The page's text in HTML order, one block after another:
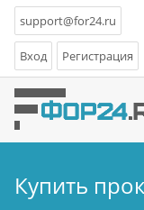
support@for24.ru
Вход Регистрация
Купить